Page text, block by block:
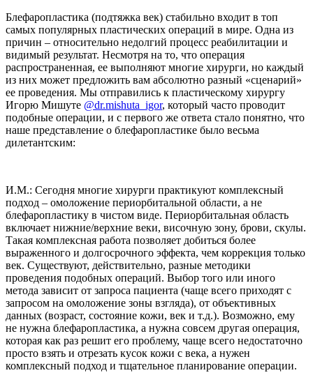
Блефаропластика (подтяжка век) стабильно входит в топ
самых популярных пластических операций в мире. Одна из
причин – относительно недолгий процесс реабилитации и
видимый результат. Несмотря на то, что операция
распространенная, ее выполняют многие хирурги, но каждый
из них может предложить вам абсолютно разный «сценарий»
ее проведения. Мы отправились к пластическому хирургу
Игорю Мишуте @dr.mishuta_igor, который часто проводит
подобные операции, и с первого же ответа стало понятно, что
наше представление о блефаропластике было весьма
дилетантским:
И.М.: Сегодня многие хирурги практикуют комплексный
подход – омоложение периорбитальной области, а не
блефаропластику в чистом виде. Периорбитальная область
включает нижние/верхние веки, височную зону, брови, скулы.
Такая комплексная работа позволяет добиться более
выраженного и долгосрочного эффекта, чем коррекция только
век. Существуют, действительно, разные методики
проведения подобных операций. Выбор того или иного
метода зависит от запроса пациента (чаще всего приходят с
запросом на омоложение зоны взгляда), от объективных
данных (возраст, состояние кожи, век и т.д.). Возможно, ему
не нужна блефаропластика, а нужна совсем другая операция,
которая как раз решит его проблему, чаще всего недостаточно
просто взять и отрезать кусок кожи с века, а нужен
комплексный подход и тщательное планирование операции.